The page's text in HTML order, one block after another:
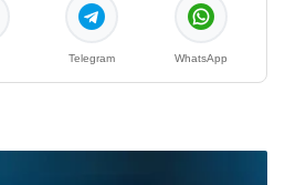
Telegram WhatsApp